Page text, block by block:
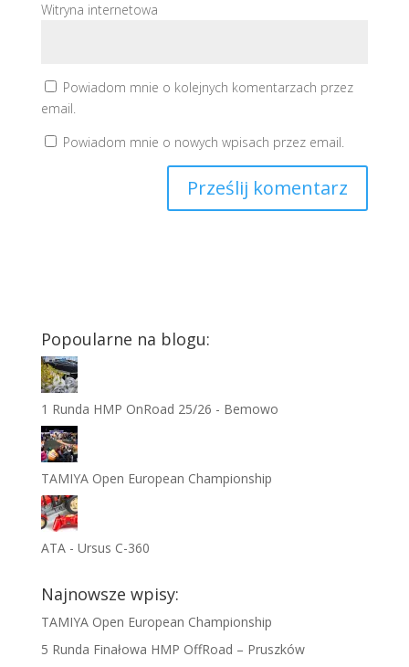
Witryna internetowa
Powiadom mnie o kolejnych komentarzach przez
email.
Powiadom mnie o nowych wpisach przez email.
Popoularne na blogu:
1 Runda HMP OnRoad 25/26 - Bemowo
TAMIYA Open European Championship
ATA - Ursus C-360
Najnowsze wpisy:
TAMIYA Open European Championship
5 Runda Finałowa HMP OffRoad – Pruszków